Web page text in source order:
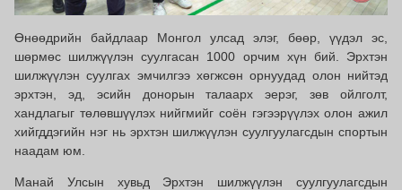
Өнөөдрийн байдлаар Монгол улсад элэг, бөөр, үүдэл эс,
шөрмөс шилжүүлэн суулгасан 1000 орчим хүн бий. Эрхтэн
шилжүүлэн суулгах эмчилгээ хөгжсөн орнуудад олон нийтэд
эрхтэн, эд, эсийн донорын талаарх эерэг, зөв ойлголт,
хандлагыг төлөвшүүлэх нийгмийг соён гэгээрүүлэх олон ажил
хийгддэгийн нэг нь эрхтэн шилжүүлэн суулгуулагсдын спортын
наадам юм.
Манай Улсын хувьд Эрхтэн шилжүүлэн суулгуулагсдын